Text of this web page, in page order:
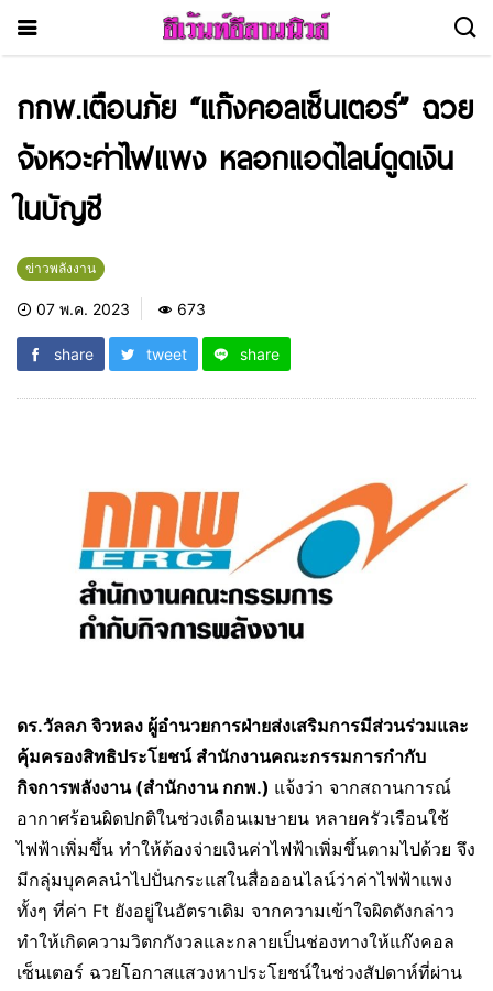
กกพ.​เตือนภัย “แก๊งคอลเซ็นเตอร์” ฉวย
จังหวะค่าไฟแพง​ หลอกแอดไลน์ดูดเงิน
ในบัญชี
ข่าวพลังงาน
07 พ.ค. 2023 673
share tweet share
ดร.วัลลภ จิวหลง ผู้อำนวยการฝ่ายส่งเสริมการมีส่วนร่วมและ
คุ้มครองสิทธิประโยชน์​ สำนักงานคณะกรรมการกำกับ
กิจการพลังงาน (สำนักงาน กกพ.) แจ้งว่า จากสถานการณ์
อากาศร้อนผิดปกติในช่วงเดือนเมษายน หลายครัวเรือนใช้
ไฟฟ้าเพิ่มขึ้น ทำให้ต้องจ่ายเงินค่าไฟฟ้าเพิ่มขึ้นตามไปด้วย จึง
มีกลุ่มบุคคลนำไปปั่นกระแสในสื่อออนไลน์ว่าค่าไฟฟ้าแพง
ทั้งๆ ที่ค่า Ft ยังอยู่ในอัตราเดิม จากความเข้าใจผิดดังกล่าว
ทำให้เกิดความวิตกกังวลและกลายเป็นช่องทางให้แก๊งคอล
เซ็นเตอร์ ฉวยโอกาสแสวงหาประโยชน์ในช่วงสัปดาห์ที่ผ่าน